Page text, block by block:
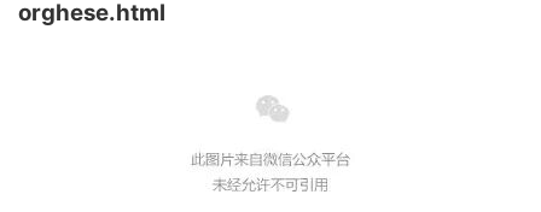
orghese.html